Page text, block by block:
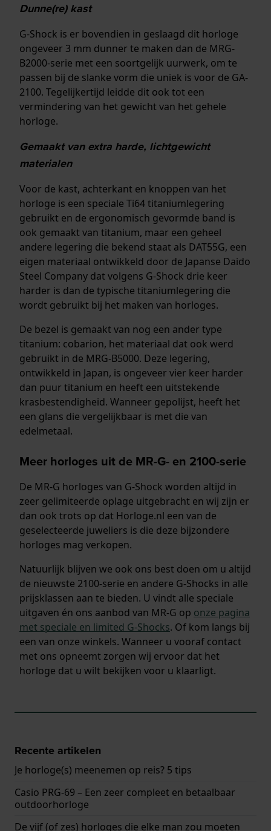
Dunne(re) kast
G-Shock is er bovendien in geslaagd dit horloge
ongeveer 3 mm dunner te maken dan de MRG-
B2000-serie met een soortgelijk uurwerk, om te
passen bij de slanke vorm die uniek is voor de GA-
2100. Tegelijkertijd leidde dit ook tot een
vermindering van het gewicht van het gehele
horloge.
Gemaakt van extra harde, lichtgewicht
materialen
Voor de kast, achterkant en knoppen van het
horloge is een speciale Ti64 titaniumlegering
gebruikt en de ergonomisch gevormde band is
ook gemaakt van titanium, maar een geheel
andere legering die bekend staat als DAT55G, een
eigen materiaal ontwikkeld door de Japanse Daido
Steel Company dat volgens G-Shock drie keer
harder is dan de typische titaniumlegering die
wordt gebruikt bij het maken van horloges.
De bezel is gemaakt van nog een ander type
titanium: cobarion, het materiaal dat ook werd
gebruikt in de MRG-B5000. Deze legering,
ontwikkeld in Japan, is ongeveer vier keer harder
dan puur titanium en heeft een uitstekende
krasbestendigheid. Wanneer gepolijst, heeft het
een glans die vergelijkbaar is met die van
edelmetaal.
Meer horloges uit de MR-G- en 2100-serie
De MR-G horloges van G-Shock worden altijd in
zeer gelimiteerde oplage uitgebracht en wij zijn er
dan ook trots op dat Horloge.nl een van de
geselecteerde juweliers is die deze bijzondere
horloges mag verkopen.
Natuurlijk blijven we ook ons best doen om u altijd
de nieuwste 2100-serie en andere G-Shocks in alle
prijsklassen aan te bieden. U vindt alle speciale
uitgaven én ons aanbod van MR-G op onze pagina
met speciale en limited G-Shocks. Of kom langs bij
een van onze winkels. Wanneer u vooraf contact
met ons opneemt zorgen wij ervoor dat het
horloge dat u wilt bekijken voor u klaarligt.
Recente artikelen
Je horloge(s) meenemen op reis? 5 tips
Casio PRG-69 – Een zeer compleet en betaalbaar
outdoorhorloge
De vijf (of zes) horloges die elke man zou moeten